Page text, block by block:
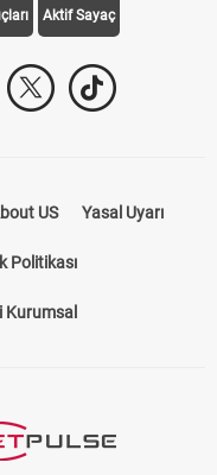
Aktif Sayaç
US Yasal Uyarı
Politikası
Kurumsal